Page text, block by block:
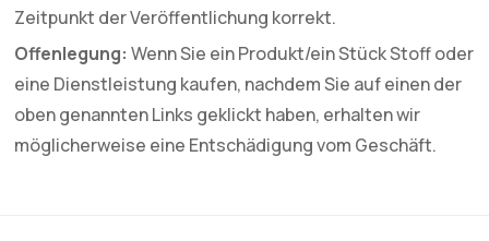
Zeitpunkt der Veröffentlichung korrekt.
Offenlegung: Wenn Sie ein Produkt/ein Stück Stoff oder
eine Dienstleistung kaufen, nachdem Sie auf einen der
oben genannten Links geklickt haben, erhalten wir
möglicherweise eine Entschädigung vom Geschäft.